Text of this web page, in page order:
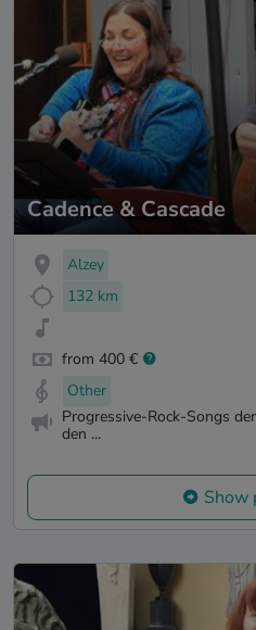
Cadence & Cascade
Alzey
132 km
from 400 €
Other
Progressive-Rock-Songs
den ...
Show